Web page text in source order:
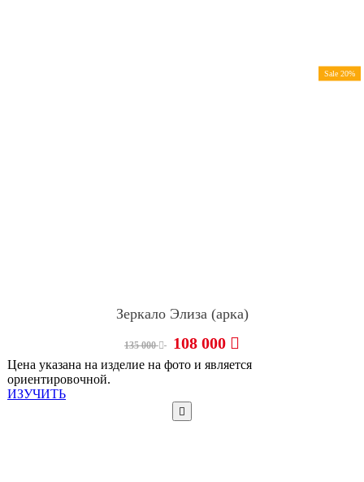
Sale 20%
Зеркало Элиза (арка)
135 000 108 000
Цена указана на изделие на фото и является
ориентировочной.
ИЗУЧИТЬ